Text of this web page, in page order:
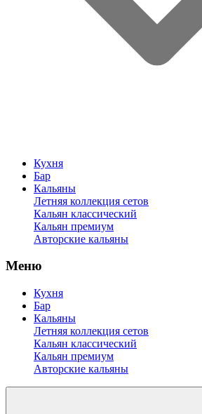
Кухня
Бар
Кальяны
Летняя коллекция сетов
Кальян классический
Кальян премиум
Авторские кальяны
Меню
Кухня
Бар
Кальяны
Летняя коллекция сетов
Кальян классический
Кальян премиум
Авторские кальяны